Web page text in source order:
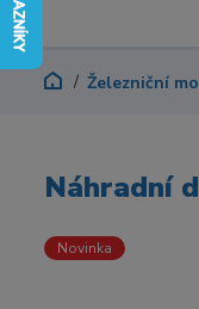
Železniční
Náhradní
Novinka